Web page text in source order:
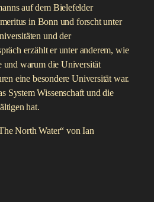
auf dem Bielefelder
in Bonn und forscht unter
und der
erzählt er unter anderem, wie
und warum die Universität
eine besondere Universität war.
System Wissenschaft und die
hat.
North Water“ von Ian